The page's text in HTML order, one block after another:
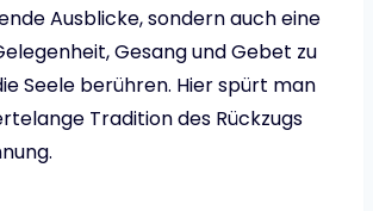
Ausblicke, sondern auch eine
Gesang und Gebet zu
Seele berühren. Hier spürt man
Tradition des Rückzugs